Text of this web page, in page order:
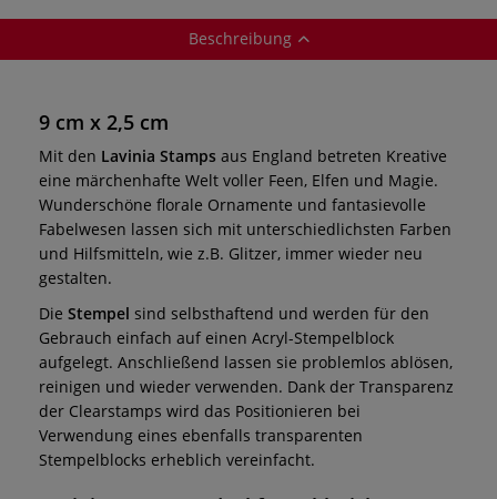
Beschreibung
9 cm x 2,5 cm
Mit den Lavinia Stamps aus England betreten Kreative
eine märchenhafte Welt voller Feen, Elfen und Magie.
Wunderschöne florale Ornamente und fantasievolle
Fabelwesen lassen sich mit unterschiedlichsten Farben
und Hilfsmitteln, wie z.B. Glitzer, immer wieder neu
gestalten.
Die Stempel sind selbsthaftend und werden für den
Gebrauch einfach auf einen Acryl-Stempelblock
aufgelegt. Anschließend lassen sie problemlos ablösen,
reinigen und wieder verwenden. Dank der Transparenz
der Clearstamps wird das Positionieren bei
Verwendung eines ebenfalls transparenten
Stempelblocks erheblich vereinfacht.